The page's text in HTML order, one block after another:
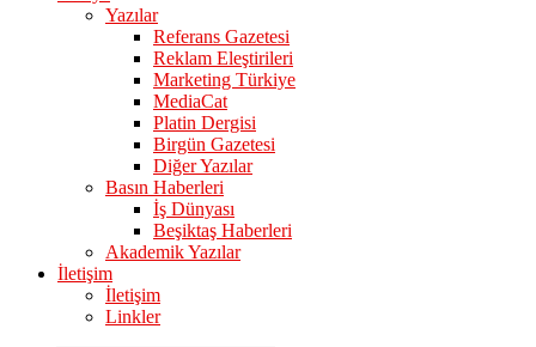
Yazılar
Referans Gazetesi
Reklam Eleştirileri
Marketing Türkiye
MediaCat
Platin Dergisi
Birgün Gazetesi
Diğer Yazılar
Basın Haberleri
İş Dünyası
Beşiktaş Haberleri
Akademik Yazılar
İletişim
İletişim
Linkler